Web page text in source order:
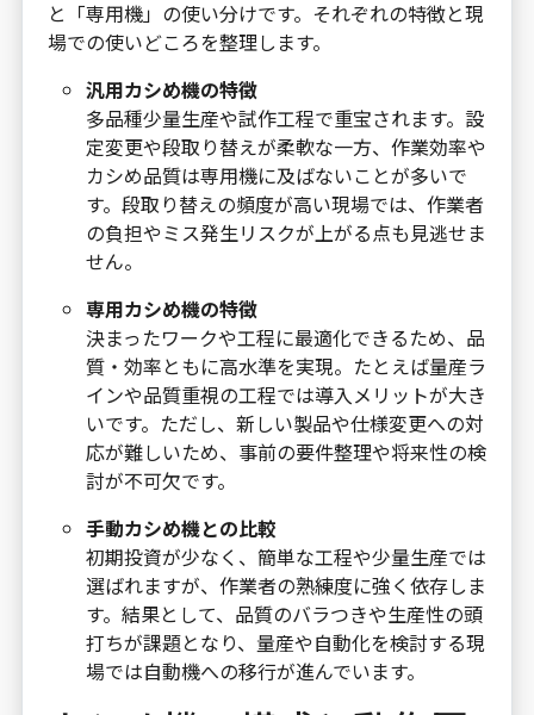
と「専用機」の使い分けです。それぞれの特徴と現
場での使いどころを整理します。
汎用カシめ機の特徴
多品種少量生産や試作工程で重宝されます。設
定変更や段取り替えが柔軟な一方、作業効率や
カシめ品質は専用機に及ばないことが多いで
す。段取り替えの頻度が高い現場では、作業者
の負担やミス発生リスクが上がる点も見逃せま
せん。
専用カシめ機の特徴
決まったワークや工程に最適化できるため、品
質・効率ともに高水準を実現。たとえば量産ラ
インや品質重視の工程では導入メリットが大き
いです。ただし、新しい製品や仕様変更への対
応が難しいため、事前の要件整理や将来性の検
討が不可欠です。
手動カシめ機との比較
初期投資が少なく、簡単な工程や少量生産では
選ばれますが、作業者の熟練度に強く依存しま
す。結果として、品質のバラつきや生産性の頭
打ちが課題となり、量産や自動化を検討する現
場では自動機への移行が進んでいます。